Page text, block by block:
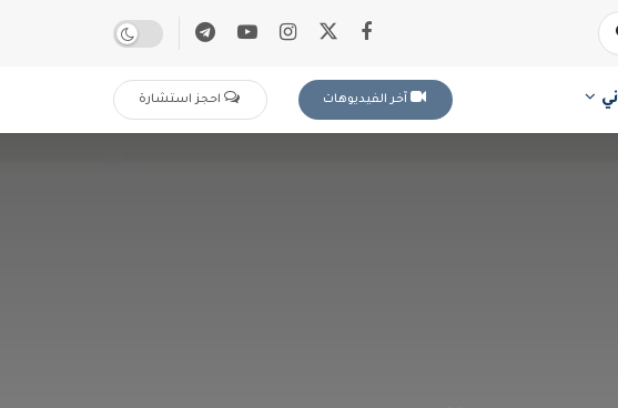
آخر الفيديوهات احجز استشارة